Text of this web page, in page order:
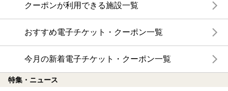
クーポンが利用できる施設一覧
おすすめ電子チケット・クーポン一覧
今月の新着電子チケット・クーポン一覧
特集・ニュース